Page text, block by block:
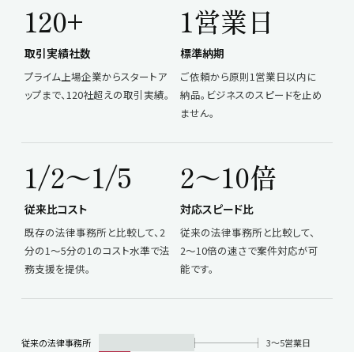
120+
取引実績社数
プライム上場企業からスタートア
ップまで、120社超えの取引実績。
1営業日
標準納期
ご依頼から原則1営業日以内に
納品。ビジネスのスピードを止め
ません。
1/2〜1/5
従来比コスト
既存の法律事務所と比較して、2
分の1〜5分の1のコスト水準で法
務支援を提供。
2〜10倍
対応スピード比
従来の法律事務所と比較して、
2〜10倍の速さで案件対応が可
能です。
従来の法律事務所
3〜5営業日